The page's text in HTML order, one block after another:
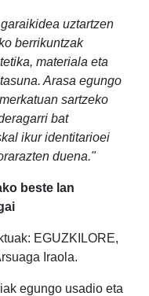
uztartzen
berrikuntzak
materiala eta
Arasa egungo
sartzeko
bat
ikur identitarioei
duena."
beste lan
EGUZKILORE,
Iraola.
egungo usadio eta